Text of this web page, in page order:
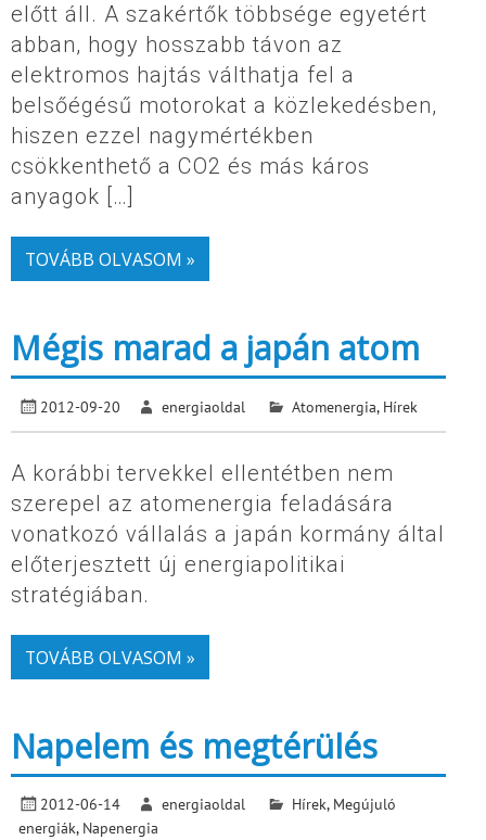
előtt áll. A szakértők többsége egyetért
abban, hogy hosszabb távon az
elektromos hajtás válthatja fel a
belsőégésű motorokat a közlekedésben,
hiszen ezzel nagymértékben
csökkenthető a CO2 és más káros
anyagok […]
TOVÁBB OLVASOM »
Mégis marad a japán atom
2012-09-20 energiaoldal Atomenergia, Hírek
A korábbi tervekkel ellentétben nem
szerepel az atomenergia feladására
vonatkozó vállalás a japán kormány által
előterjesztett új energiapolitikai
stratégiában.
TOVÁBB OLVASOM »
Napelem és megtérülés
2012-06-14 energiaoldal Hírek, Megújuló
energiák, Napenergia